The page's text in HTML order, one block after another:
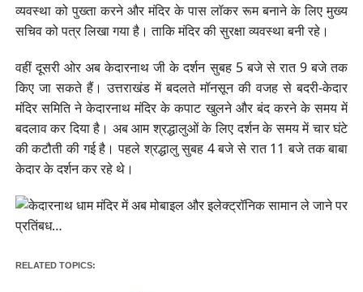
व्यवस्था को पुख्ता करने और मंदिर के पास लॉकर रूम बनाने के लिए मुख्य
सचिव को पत्र लिखा गया है। ताकि मंदिर की सुरक्षा व्यवस्था बनी रहे।
वहीं दूसरी ओर अब केदारनाथ जी के दर्शन सुबह 5 बजे से रात 9 बजे तक
किए जा सकते हैं। उत्तराखंड में बदलते मॉनसून की वजह से बदरी-केदार
मंदिर समिति ने केदारनाथ मंदिर के कपाट खुलने और बंद करने के समय में
बदलाव कर दिया है। अब आम श्रद्धालुओं के लिए दर्शन के समय में चार घंटे
की कटौती की गई है। पहले श्रद्धालु सुबह 4 बजे से रात 11 बजे तक बाबा
केदार के दर्शन कर रहे थे।
RELATED TOPICS: